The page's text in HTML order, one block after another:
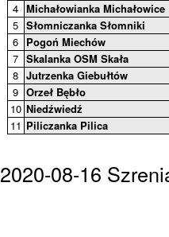
4 Michałowianka Michałowice
5 Słomniczanka Słomniki
6 Pogoń Miechów
7 Skalanka OSM Skała
8 Jutrzenka Giebułtów
9 Orzeł Bębło
10 Niedźwiedź
11 Piliczanka Pilica
2020-08-16